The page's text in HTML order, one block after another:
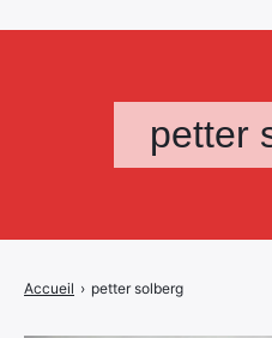
petter
Accueil › petter solberg